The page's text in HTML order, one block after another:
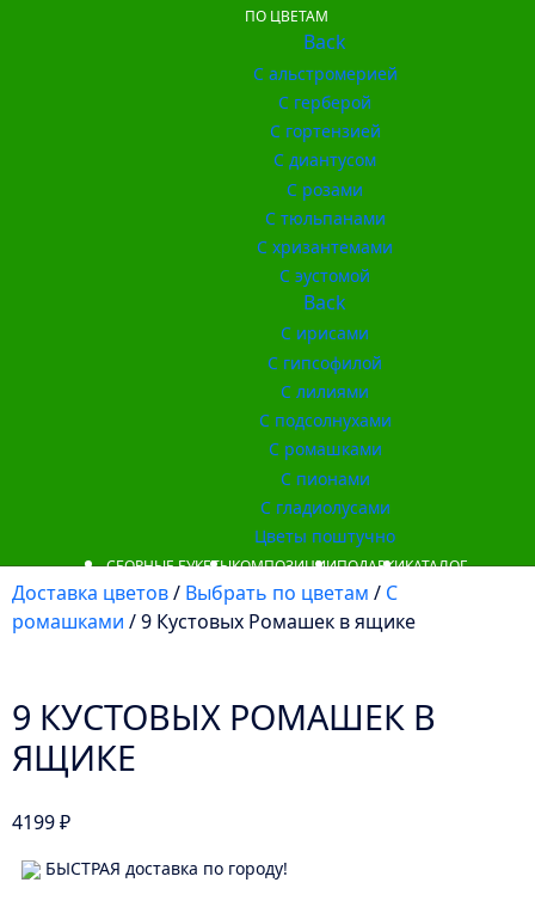
ПО ЦВЕТАМ
Back
С альстромерией
С герберой
С гортензией
С диантусом
С розами
С тюльпанами
С хризантемами
С эустомой
Back
С ирисами
С гипсофилой
С лилиями
С подсолнухами
С ромашками
С пионами
С гладиолусами
Цветы поштучно
СБОРНЫЕ БУКЕТЫКОМПОЗИЦИИПОДАРКИКАТАЛОГ
Доставка цветов/ Выбрать по цветам / С
ромашками / 9 Кустовых Ромашек в ящике
9 КУСТОВЫХ РОМАШЕК В
ЯЩИКЕ
4199₽
БЫСТРАЯ доставка по городу!